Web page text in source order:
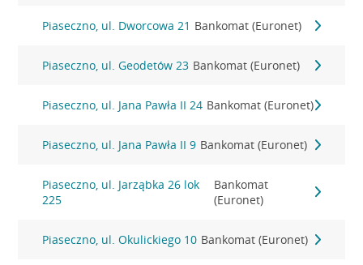
Piaseczno, ul. Dworcowa 21 Bankomat (Euronet)
Piaseczno, ul. Geodetów 23 Bankomat (Euronet)
Piaseczno, ul. Jana Pawła II 24 Bankomat (Euronet)
Piaseczno, ul. Jana Pawła II 9 Bankomat (Euronet)
Piaseczno, ul. Jarząbka 26 lok
225
Bankomat
(Euronet)
Piaseczno, ul. Okulickiego 10 Bankomat (Euronet)